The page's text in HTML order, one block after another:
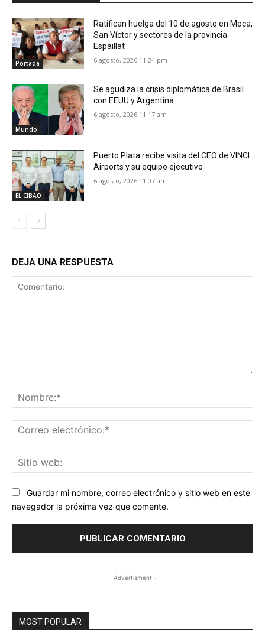
Portada
Ratifican huelga del 10 de agosto en Moca,
San Víctor y sectores de la provincia
Espaillat
6 agosto, 2026 11:24 pm
Mundo
Se agudiza la crisis diplomática de Brasil
con EEUU y Argentina
6 agosto, 2026 11:17 am
EL CIBAO
Puerto Plata recibe visita del CEO de VINCI
Airports y su equipo ejecutivo
6 agosto, 2026 11:07 am
DEJA UNA RESPUESTA
Guardar mi nombre, correo electrónico y sitio web en este
navegador la próxima vez que comente.
- Advertisment -
MOST POPULAR